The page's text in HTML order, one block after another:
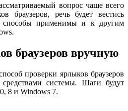
вопрос чаще всего
браузеров, речь будет вестись
применимы и к другим
браузеров вручную
проверки ярлыков браузеров
системы. Шаги будут
8 и Windows 7.